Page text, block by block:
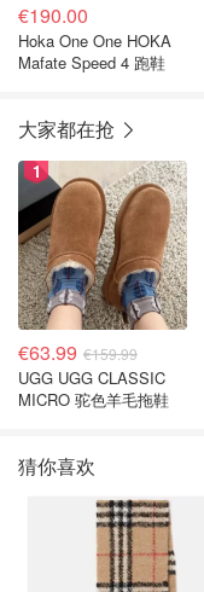
€190.00
Hoka One One HOKA
Mafate Speed 4 跑鞋
大家都在抢
1
€63.99 €159.99
UGG UGG CLASSIC
MICRO 驼色羊毛拖鞋
猜你喜欢